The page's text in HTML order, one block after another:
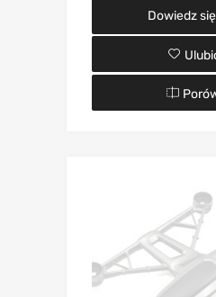
Dowiedz